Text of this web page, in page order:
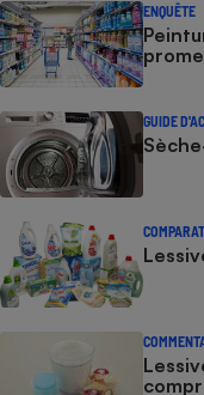
ENQUÊTE
GUIDE